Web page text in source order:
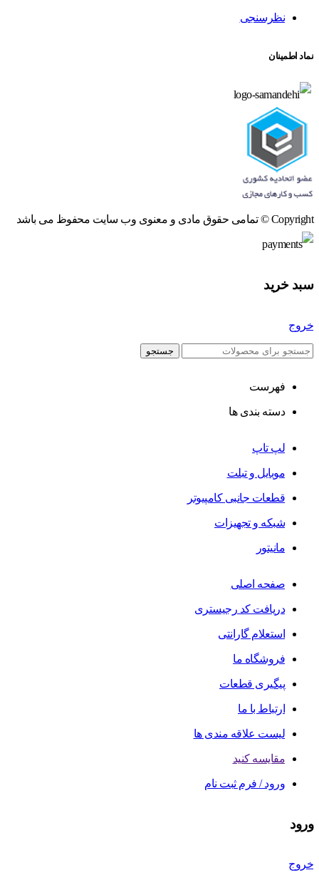
نظرسنجی
نماد اطمینان
Copyright © تمامی حقوق مادی و معنوی وب سایت محفوظ می باشد
سبد خرید
خروج
جستجو
فهرست
دسته بندی ها
لپ تاپ
موبایل و تبلت
قطعات جانبی کامپیوتر
شبکه و تجهیزات
مانیتور
صفحه اصلی
دریافت کد رجیستری
استعلام گارانتی
فروشگاه ما
پیگیری قطعات
ارتباط با ما
لیست علاقه مندی ها
مقایسه کنید
ورود / فرم ثبت نام
ورود
خروج